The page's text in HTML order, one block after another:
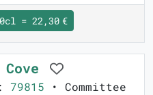
= 22,30 €
79815 • Committee